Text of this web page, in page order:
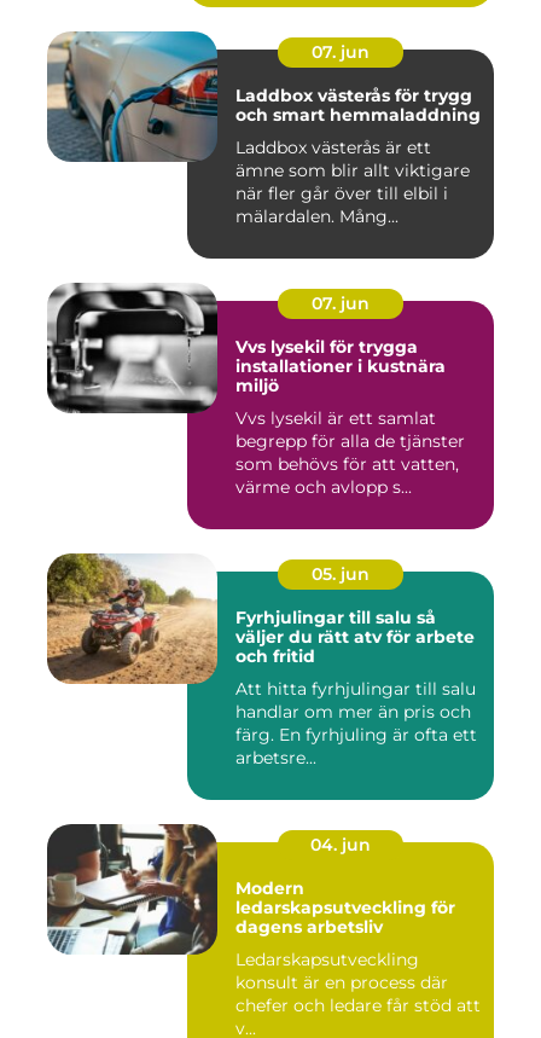
07. jun
Laddbox västerås för trygg
och smart hemmaladdning
Laddbox västerås är ett
ämne som blir allt viktigare
när fler går över till elbil i
mälardalen. Mång...
07. jun
Vvs lysekil för trygga
installationer i kustnära
miljö
Vvs lysekil är ett samlat
begrepp för alla de tjänster
som behövs för att vatten,
värme och avlopp s...
05. jun
Fyrhjulingar till salu så
väljer du rätt atv för arbete
och fritid
Att hitta fyrhjulingar till salu
handlar om mer än pris och
färg. En fyrhjuling är ofta ett
arbetsre...
04. jun
Modern
ledarskapsutveckling för
dagens arbetsliv
Ledarskapsutveckling
konsult är en process där
chefer och ledare får stöd att
v...